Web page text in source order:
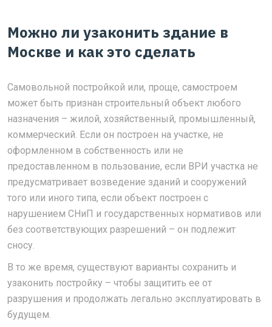
Можно ли узаконить здание в
Москве и как это сделать
Самовольной постройкой или, проще, самостроем
может быть признан строительный объект любого
назначения – жилой, хозяйственный, промышленный,
коммерческий. Если он построен на участке, не
оформленном в собственность или не
предоставленном в пользование, если ВРИ участка не
предусматривает возведение зданий и сооружений
того или иного типа, если объект построен с
нарушением СНиП и государственных нормативов или
без соответствующих разрешений – он подлежит
сносу.
В то же время, существуют варианты сохранить и
узаконить постройку – чтобы защитить ее от
разрушения и продолжать легально эксплуатировать в
будущем.